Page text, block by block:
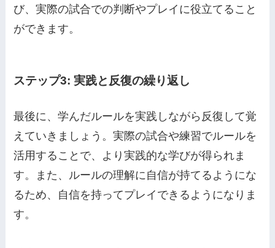
び、実際の試合での判断やプレイに役立てること
ができます。
ステップ3: 実践と反復の繰り返し
最後に、学んだルールを実践しながら反復して覚
えていきましょう。実際の試合や練習でルールを
活用することで、より実践的な学びが得られま
す。また、ルールの理解に自信が持てるようにな
るため、自信を持ってプレイできるようになりま
す。